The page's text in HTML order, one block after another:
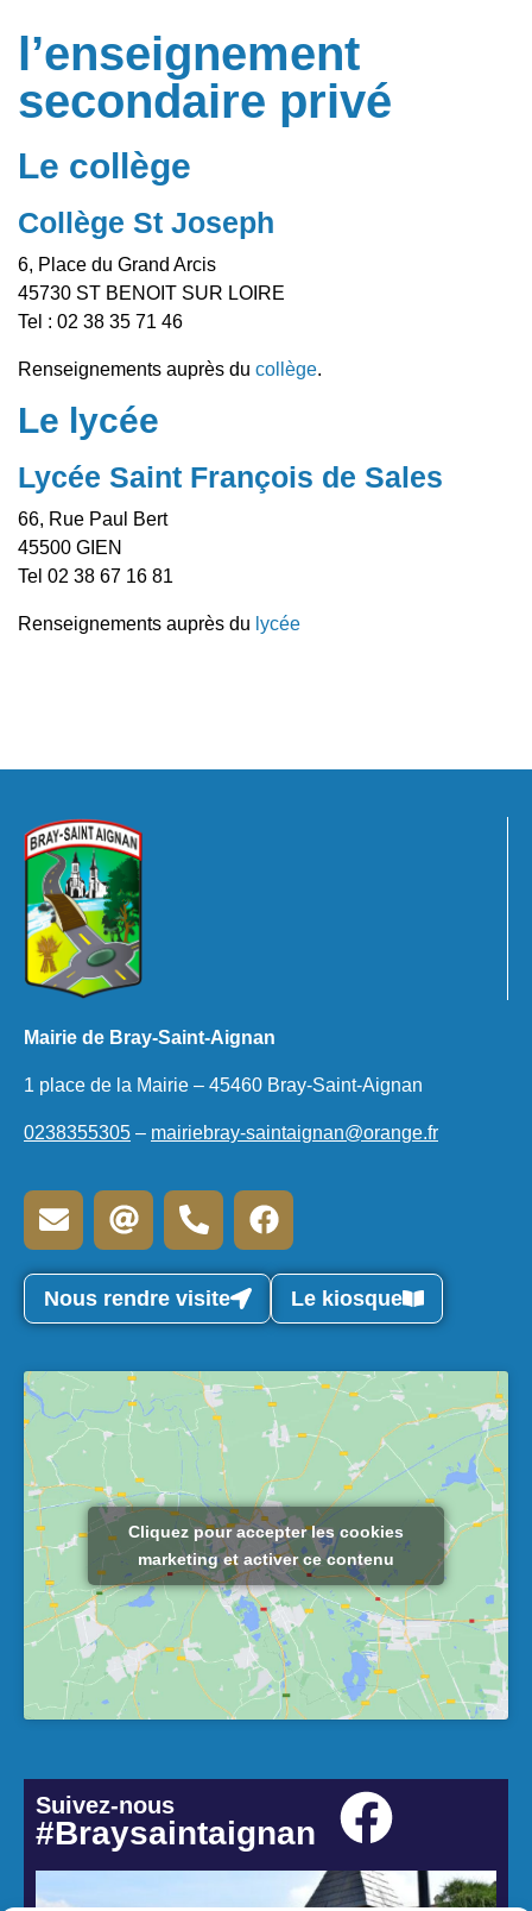
l’enseignement
secondaire privé
Le collège
Collège St Joseph
6, Place du Grand Arcis
45730 ST BENOIT SUR LOIRE
Tel : 02 38 35 71 46
Renseignements auprès du collège.
Le lycée
Lycée Saint François de Sales
66, Rue Paul Bert
45500 GIEN
Tel 02 38 67 16 81
Renseignements auprès du lycée
Mairie de Bray-Saint-Aignan
1 place de la Mairie – 45460 Bray-Saint-Aignan
0238355305 – mairiebray-saintaignan@orange.fr
Nous rendre visite Le kiosque
Cliquez pour accepter les cookies
marketing et activer ce contenu
Suivez-nous
#Braysaintaignan